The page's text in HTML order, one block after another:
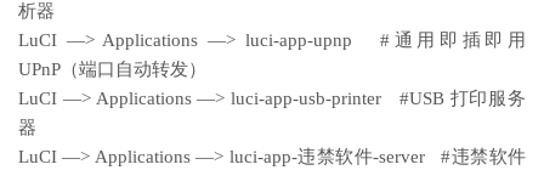
析器
LuCI —> Applications —> luci-app-upnp #通用即插即用
UPnP（端口自动转发）
LuCI —> Applications —> luci-app-usb-printer #USB 打印服务
器
LuCI —> Applications —> luci-app-违禁软件-server #违禁软件